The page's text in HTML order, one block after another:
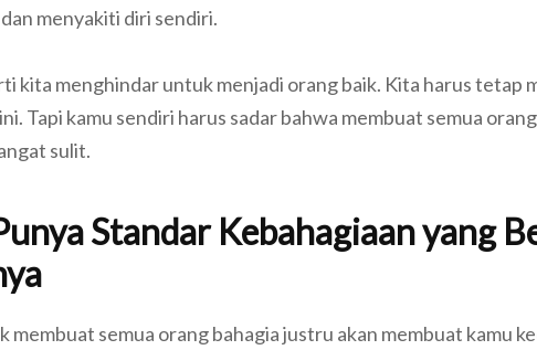
menyakiti diri sendiri.
kita menghindar untuk menjadi orang baik. Kita harus tetap
Tapi kamu sendiri harus sadar bahwa membuat semua
sulit.
Standar Kebahagiaan yang
membuat semua orang bahagia justru akan membuat kamu